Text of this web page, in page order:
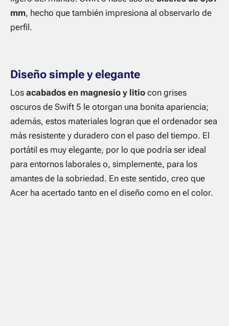
mm, hecho que también impresiona al observarlo de
perfil.
Diseño simple y elegante
Los acabados en magnesio y litio con grises
oscuros de Swift 5 le otorgan una bonita apariencia;
además, estos materiales logran que el ordenador sea
más resistente y duradero con el paso del tiempo. El
portátil es muy elegante, por lo que podría ser ideal
para entornos laborales o, simplemente, para los
amantes de la sobriedad. En este sentido, creo que
Acer ha acertado tanto en el diseño como en el color.